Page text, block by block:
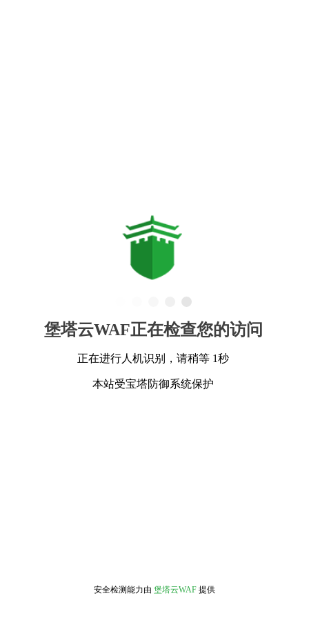
堡塔云WAF正在检查您的访问
正在进行人机识别，请稍等 1秒
本站受宝塔防御系统保护
安全检测能力由 堡塔云WAF 提供